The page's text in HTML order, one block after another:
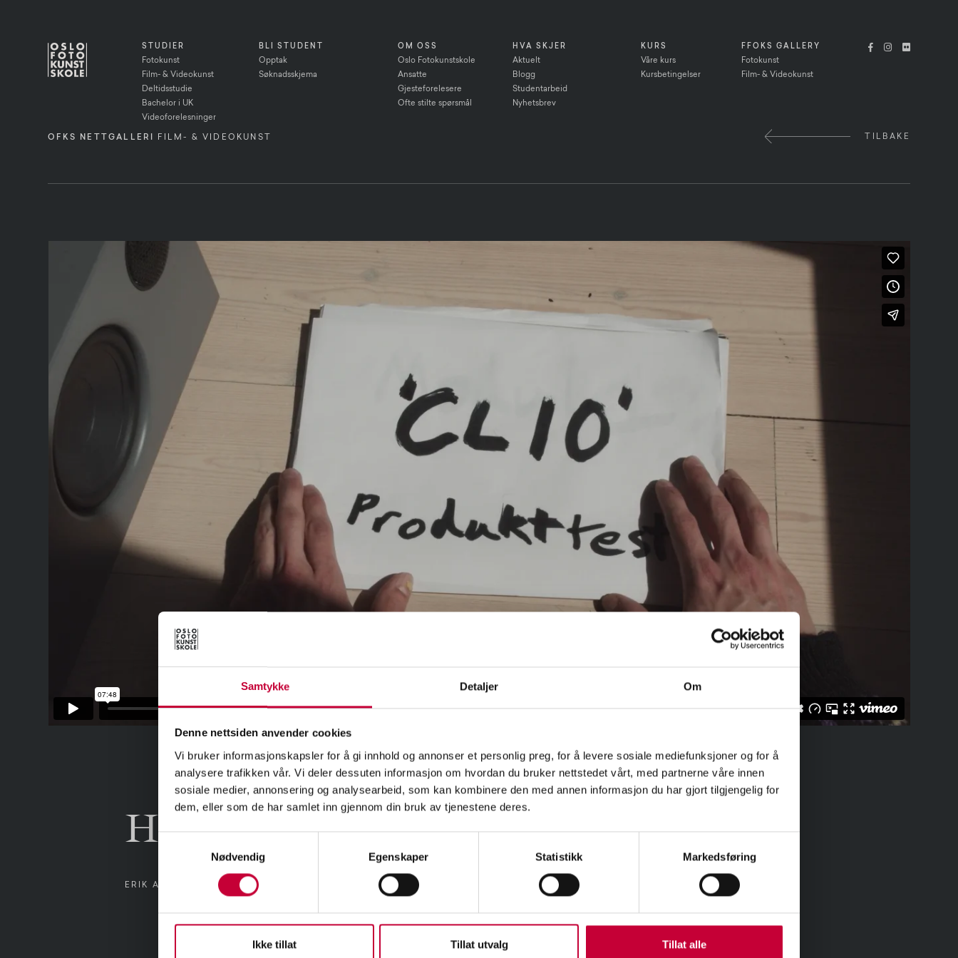
Samtykke Detaljer Om
Denne nettsiden anvender cookies
Vi bruker informasjonskapsler for å gi innhold og annonser et personlig preg, for å levere sosiale mediefunksjoner og for å
analysere trafikken vår. Vi deler dessuten informasjon om hvordan du bruker nettstedet vårt, med partnerne våre innen
sosiale medier, annonsering og analysearbeid, som kan kombinere den med annen informasjon du har gjort tilgjengelig for
dem, eller som de har samlet inn gjennom din bruk av tjenestene deres.
Samtykkevalg
Nødvendig
Egenskaper Statistikk Markedsføring
Ikke tillat Tillat utvalg Tillat alle
STUDIER
Fotokunst
Film- & Videokunst
Deltidsstudie
Bachelor i UK
Videoforelesninger
BLI STUDENT
Opptak
Søknadsskjema
OM OSS
Oslo Fotokunstskole
Ansatte
Gjesteforelesere
Ofte stilte spørsmål
HVA SKJER
Aktuelt
Blogg
Studentarbeid
Nyhetsbrev
KURS
Våre kurs
Kursbetingelser
FFOKS GALLERY
Fotokunst
Film- & Videokunst
  
OFKS NETTGALLERI FILM- & VIDEOKUNST TILBAKE
Harmonering
ERIK ALSTAD